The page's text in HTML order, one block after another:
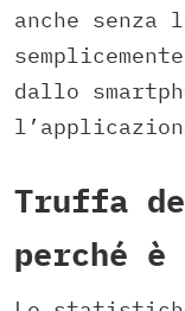
anche
dallo
Truffa
perché